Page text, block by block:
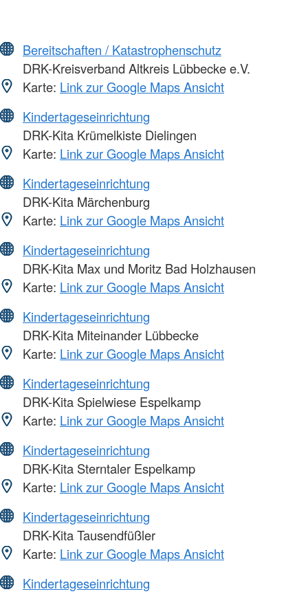
Bereitschaften / Katastrophenschutz
DRK-Kreisverband Altkreis Lübbecke e.V.
Karte: Link zur Google Maps Ansicht
Kindertageseinrichtung
DRK-Kita Krümelkiste Dielingen
Karte: Link zur Google Maps Ansicht
Kindertageseinrichtung
DRK-Kita Märchenburg
Karte: Link zur Google Maps Ansicht
Kindertageseinrichtung
DRK-Kita Max und Moritz Bad Holzhausen
Karte: Link zur Google Maps Ansicht
Kindertageseinrichtung
DRK-Kita Miteinander Lübbecke
Karte: Link zur Google Maps Ansicht
Kindertageseinrichtung
DRK-Kita Spielwiese Espelkamp
Karte: Link zur Google Maps Ansicht
Kindertageseinrichtung
DRK-Kita Sterntaler Espelkamp
Karte: Link zur Google Maps Ansicht
Kindertageseinrichtung
DRK-Kita Tausendfüßler
Karte: Link zur Google Maps Ansicht
Kindertageseinrichtung